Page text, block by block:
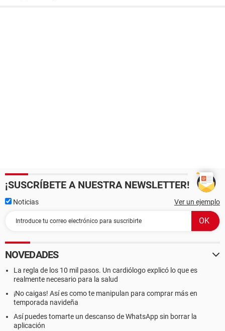
¡SUSCRÍBETE A NUESTRA NEWSLETTER!
Noticias Ver un ejemplo
NOVEDADES
La regla de los 10 mil pasos. Un cardiólogo explicó lo que es
realmente necesario para la salud
¡No caigas! Así es como te manipulan para comprar más en
temporada navideña
Así puedes tomarte un descanso de WhatsApp sin borrar la
aplicación